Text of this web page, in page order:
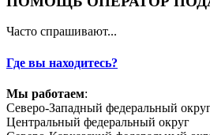
Часто спрашивают...
Где вы находитесь?
Мы работаем:
Северо-Западный федеральный
Центральный федеральный округ